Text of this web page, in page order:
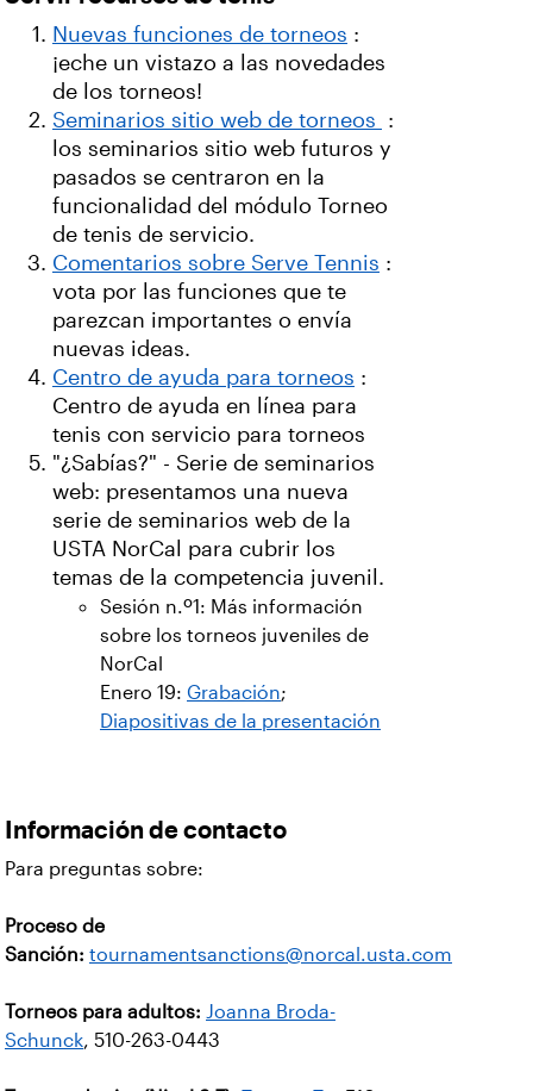
Nuevas funciones de torneos :
¡eche un vistazo a las novedades
de los torneos!
Seminarios sitio web de torneos :
los seminarios sitio web futuros y
pasados se centraron en la
funcionalidad del módulo Torneo
de tenis de servicio.
Comentarios sobre Serve Tennis :
vota por las funciones que te
parezcan importantes o envía
nuevas ideas.
Centro de ayuda para torneos :
Centro de ayuda en línea para
tenis con servicio para torneos
"¿Sabías?" - Serie de seminarios
web: presentamos una nueva
serie de seminarios web de la
USTA NorCal para cubrir los
temas de la competencia juvenil.
Sesión n.º1: Más información
sobre los torneos juveniles de
NorCal
Enero 19: Grabación;
Diapositivas de la presentación
Información de contacto
Para preguntas sobre:
Proceso de
Sanción: tournamentsanctions@norcal.usta.com
Torneos para adultos: Joanna Broda-
Schunck, 510-263-0443